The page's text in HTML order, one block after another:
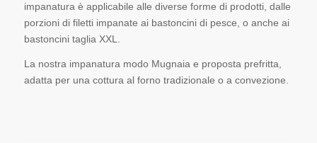
impanatura è applicabile alle diverse forme di prodotti, dalle
porzioni di filetti impanate ai bastoncini di pesce, o anche ai
bastoncini taglia XXL.
La nostra impanatura modo Mugnaia e proposta prefritta,
adatta per una cottura al forno tradizionale o a convezione.